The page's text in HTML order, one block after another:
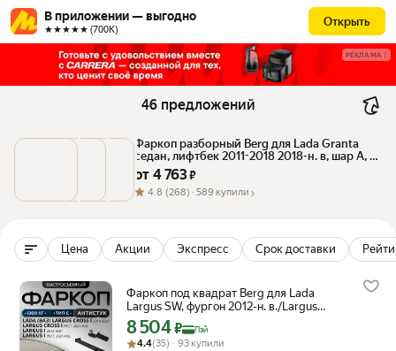
В приложении — выгодно
★★★★★ (700К)
Открыть
РЕКЛАМА
46 предложений
Фаркоп разборный Berg для Lada Granta
седан, лифтбек 2011-2018 2018-н. в, шар A,
1100/75 кг, F.6013.007
от 4 763 ₽
4.8 (268) · 589 купили
Цена Акции Экспресс Срок доставки
Фаркоп под квадрат Berg для Lada
Largus SW, фургон 2012-н. в./Largus
Cross SW 2014-н. в, шар E, 1300/75,
F.6017.005
Цена с картой Яндекс Пэй 8504 ₽ вместо
8 504₽ Пэй
Рейтинг товара: 4.4 из 5
Оценок: (35) · 93 купили
4.4(35) · 93 купили